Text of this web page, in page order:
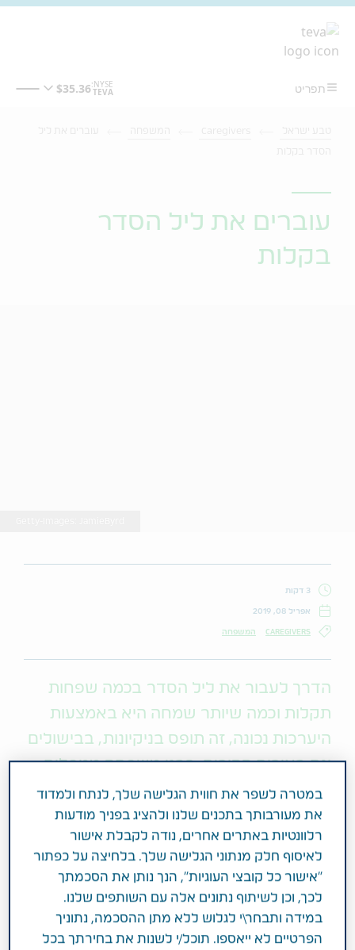
עוברים את ליל הסדר
בקלות
3 דקות
אפריל 08, 2019
CAREGIVERS המשפחה
הדרך לעבור את ליל הסדר בכמה שפחות
תקלות וכמה שיותר שמחה היא באמצעות
היערכות נכונה, זה תופס בניקיונות, בבישולים
וגם באירוח ההורים. כבני משפחה מטפלים
כדאי שתכירו את עשרת הפתרונות שיסייעו
לאווירת החג
עבור רובנו ליל הסדר הוא אחד הערבים המרגשים
בשנה. כל המשפחה סביב השולחן, האווירה מעולה,
המטעמים מוגשים, הילדים מחפשים את האפיקומן
ובקיצור – חגיגה. מצד שני, הישיבה הממושכת סביב
שולחן, קריאה בטקסט שלא תמיד ברור למי שמתקשה
במטרה לשפר את חווית הגלישה שלך, לנתח ולמדוד
את מעורבותך בתכנים שלנו ולהציג בפניך מודעות
רלוונטיות באתרים אחרים, נודה לקבלת אישור
לאיסוף חלק מנתוני הגלישה שלך. בלחיצה על כפתור
"אישור כל קובצי העוגיות", הנך נותן את הסכמתך
לכך, וכן לשיתוף נתונים אלה עם השותפים שלנו.
במידה ותבחר\י לגלוש ללא מתן ההסכמה, נתוניך
הפרטיים לא ייאספו. תוכל/י לשנות את בחירתך בכל